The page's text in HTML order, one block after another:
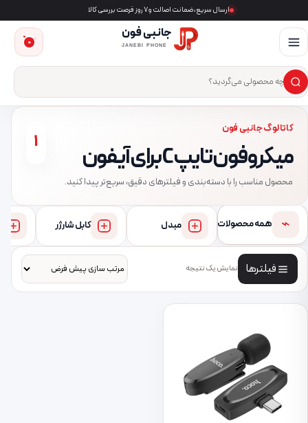
ارسال سریع، ضمانت اصالت و ۷ روز فرصت بررسی کالا
جانبی فون
JANEBI PHONE
جست‌وجوی محصول
×
0
کاتالوگ جانبی فون
میکروفون تایپ C برای آیفون
محصول مناسب را با دسته‌بندی و فیلترهای دقیق، سریع‌تر پیدا کنید.
1
⌁ همه محصولات مبدل کابل شارژر
فیلترها نمایش یک نتیجه